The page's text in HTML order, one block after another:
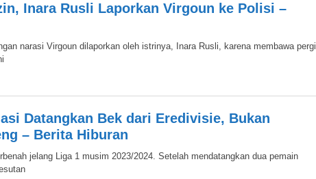
Inara Rusli Laporkan Virgoun ke Polisi –
narasi Virgoun dilaporkan oleh istrinya, Inara Rusli, karena membawa pergi
Datangkan Bek dari Eredivisie, Bukan
– Berita Hiburan
jelang Liga 1 musim 2023/2024. Setelah mendatangkan dua pemain